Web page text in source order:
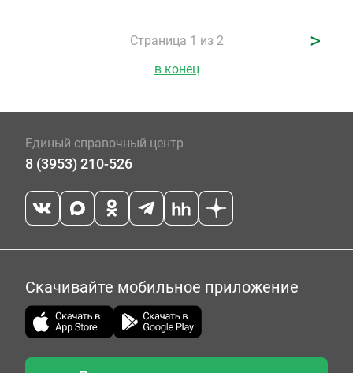
Страница 1 из 2 >
в конец
Единый справочный центр
8 (3953) 210-526
Скачивайте мобильное приложение